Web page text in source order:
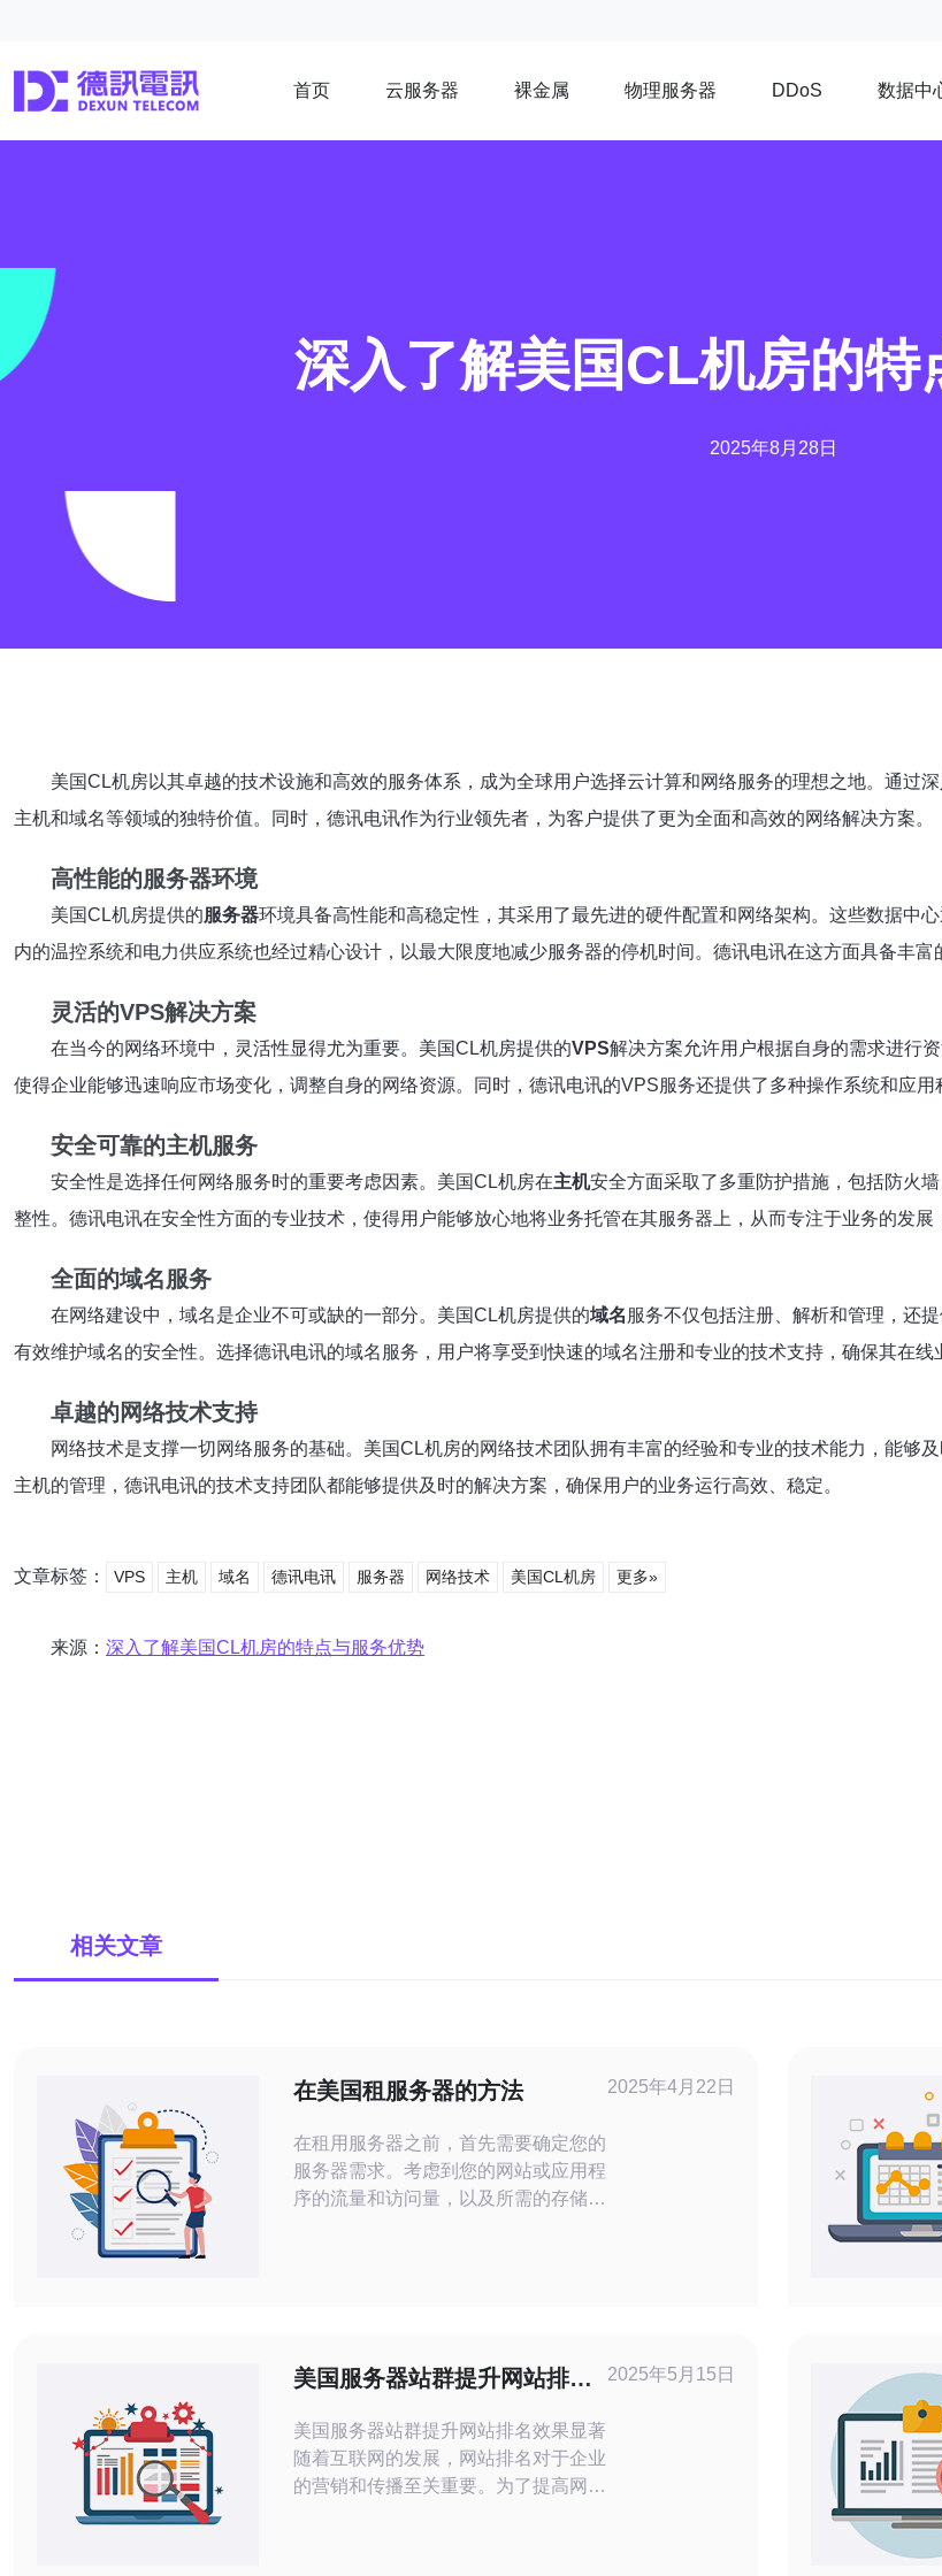
首页 云服务器 裸金属 物理服务器 DDoS 数据中
深入了解美国CL机房的特
2025年8月28日
美国CL机房以其卓越的技术设施和高效的服务体系，成为全球用户选择云计算和网络服务的理想之地。通过
主机和域名等领域的独特价值。同时，德讯电讯作为行业领先者，为客户提供了更为全面和高效的网络解决方案。
高性能的服务器环境
美国CL机房提供的服务器环境具备高性能和高稳定性，其采用了最先进的硬件配置和网络架构。这些数据中
内的温控系统和电力供应系统也经过精心设计，以最大限度地减少服务器的停机时间。德讯电讯在这方面具备丰富
灵活的VPS解决方案
在当今的网络环境中，灵活性显得尤为重要。美国CL机房提供的VPS解决方案允许用户根据自身的需求进行
使得企业能够迅速响应市场变化，调整自身的网络资源。同时，德讯电讯的VPS服务还提供了多种操作系统和应用
安全可靠的主机服务
安全性是选择任何网络服务时的重要考虑因素。美国CL机房在主机安全方面采取了多重防护措施，包括防火
整性。德讯电讯在安全性方面的专业技术，使得用户能够放心地将业务托管在其服务器上，从而专注于业务的发展
全面的域名服务
在网络建设中，域名是企业不可或缺的一部分。美国CL机房提供的域名 服务不仅包括注册、解析和管理，还
有效维护域名的安全性。选择德讯电讯的域名服务，用户将享受到快速的域名注册和专业的技术支持，确保其在线
卓越的网络技术支持
网络技术是支撑一切网络服务的基础。美国CL机房的网络技术团队拥有丰富的经验和专业的技术能力，能够
主机的管理，德讯电讯的技术支持团队都能够提供及时的解决方案，确保用户的业务运行高效、稳定。
文章标签： VPS 主机 域名 德讯电讯 服务器 网络技术 美国CL机房 更多»
来源： 深入了解美国CL机房的特点与服务优势
相关文章
在美国租服务器的方法
在租用服务器之前，首先需要确定您的
服务器需求。考虑到您的网站或应用程
序的流量和访问量，以及所需的存储空
力的提供商，以确保服务器的稳定性和
可靠性。 一旦找到几个可靠的服
2025年4月22日
美国服务器站群提升网站排名
美国服务器站群提升网站排名效果显著
随着互联网的发展，网站排名对于企业
的营销和传播至关重要。为了提高网站
2025年5月15日